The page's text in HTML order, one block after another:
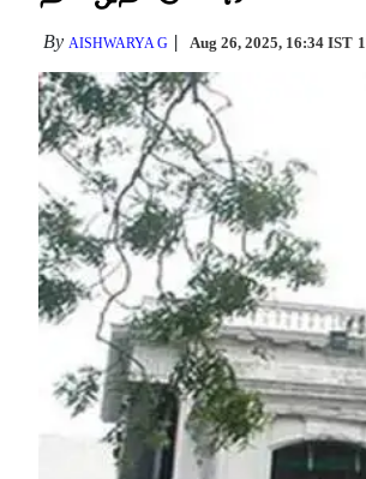
By AISHWARYA G Aug 26, 2025, 16:34 IST